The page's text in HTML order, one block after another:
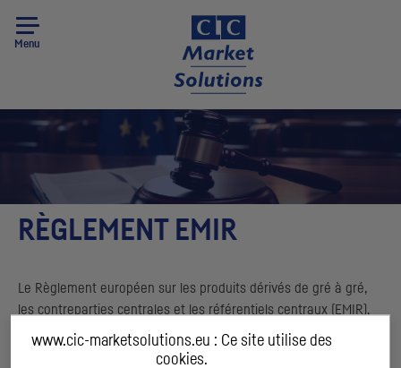
Menu
RÈGLEMENT EMIR
Le Règlement européen sur les produits dérivés de gré à gré,
les contreparties centrales et les référentiels centraux (EMIR),
entré en vigueur en 2012, puis amendé en 2019 (EMIR Refit),
constitue une réforme majeure sur les marchés dérivés et
www.cic-marketsolutions.eu : Ce site utilise des
cookies.